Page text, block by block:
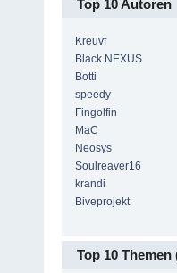
Top 10 Autoren
Kreuvf
Black NEXUS
Botti
speedy
Fingolfin
MaC
Neosys
Soulreaver16
krandi
Biveprojekt
Top 10